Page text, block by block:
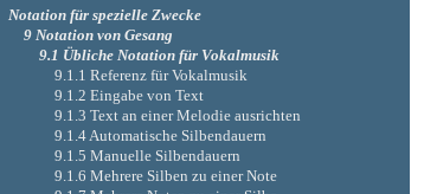
Notation für spezielle Zwecke
9 Notation von Gesang
9.1 Übliche Notation für Vokalmusik
9.1.1 Referenz für Vokalmusik
9.1.2 Eingabe von Text
9.1.3 Text an einer Melodie ausrichten
9.1.4 Automatische Silbendauern
9.1.5 Manuelle Silbendauern
9.1.6 Mehrere Silben zu einer Note